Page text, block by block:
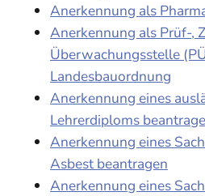
Anerkennung als
Anerkennung als Prüf-,
Überwachungsstelle
Landesbauordnung
Anerkennung eines
Lehrerdiploms
Anerkennung eines
Asbest beantragen
Anerkennung eines